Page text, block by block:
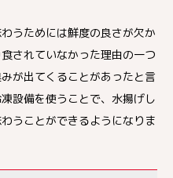
うためには鮮度の良さが欠か
されていなかった理由の一つ
が出てくることがあったと言
設備を使うことで、水揚げし
うことができるようになりま